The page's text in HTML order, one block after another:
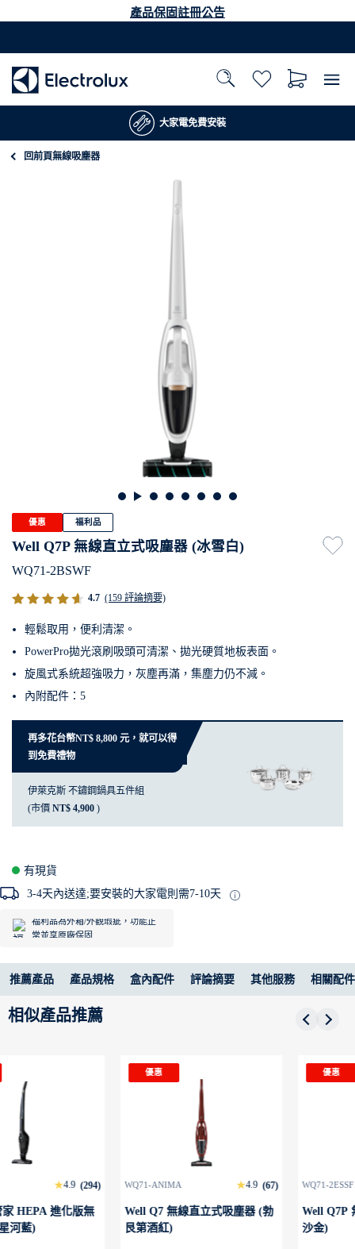
產品保固註冊公告
大家電90天免費試用方案
回前頁無線吸塵器
優惠 福利品
Well Q7P 無線直立式吸塵器 (冰雪白)
WQ71-2BSWF
4.7 (159 評論摘要)
輕鬆取用，便利清潔。
PowerPro拋光滾刷吸頭可清潔、拋光硬質地板表面。
旋風式系統超強吸力，灰塵再滿，集塵力仍不減。
內附配件：5
再多花台幣NT$ 8,800 元，就可以得
到免費禮物
伊萊克斯 不鏽鋼鍋具五件組
(市價 NT$ 4,900 )
有現貨
3-4天內送達;要安裝的大家電則需7-10天
福利品為外箱/外觀瑕疵，功能正
常並享原廠保固
推薦產品 產品規格 盒內配件 評論摘要 其他服務 相關配件
相似產品推薦
WQ71-ANIMA 4.9 (67)
Well Q7 無線直立式吸塵器 (勃
艮第酒紅)
WQ71-2ESSF 4.8 (147)
Well Q7P 無線直立式吸塵器 (流